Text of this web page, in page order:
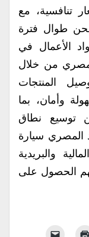
تنافسية، مع
الشحن طوال فترة
الأعمال في
من خلال
المنتجات
وأمان، بما
توسيع نطاق
المصري سيارة
والبريدية
الحصول على